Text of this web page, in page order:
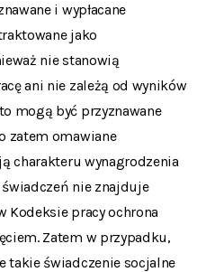
i wypłacane
jako
nie stanowią
ani nie zależą od wyników
mogą być przyznawane
zatem omawiane
charakteru wynagrodzenia
nie znajduje
Kodeksie pracy ochrona
Zatem w przypadku,
takie świadczenie socjalne